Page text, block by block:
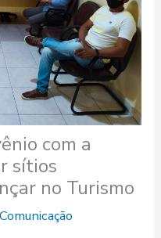
com a
sítios
no Turismo